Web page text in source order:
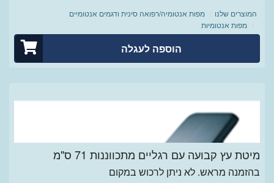
המוצרים שלנו
מפות אנטומיה/רפואה סינית ודגמים אנטומיים
מפות אנטומיות
הוספה לעגלה
מיטת עץ קבועה עם רגליים מתכווננות 71 ס"מ
בהזמנה מראש. לא ניתן לרכוש במקום